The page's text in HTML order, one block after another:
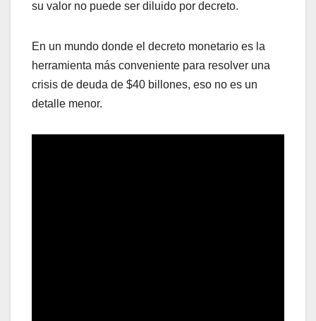
su valor no puede ser diluido por decreto.
En un mundo donde el decreto monetario es la
herramienta más conveniente para resolver una
crisis de deuda de $40 billones, eso no es un
detalle menor.